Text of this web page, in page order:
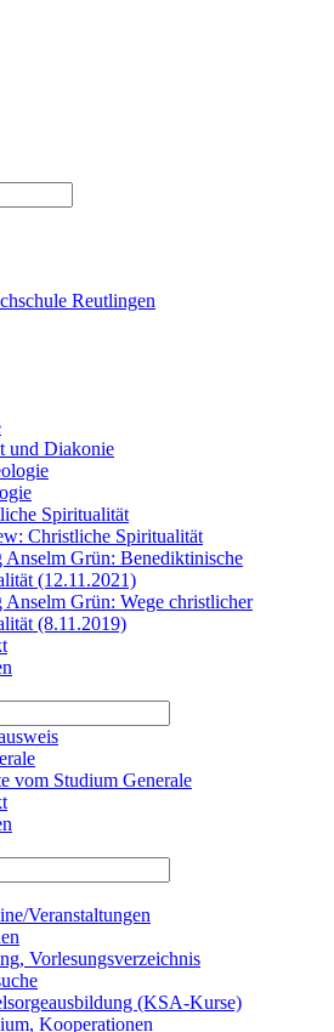
und Diakonie
Spiritualität
Christliche Spiritualität
Anselm Grün: Benediktinische
(12.11.2021)
Anselm Grün: Wege christlicher
(8.11.2019)
vom Studium Generale
Veranstaltungen
Vorlesungsverzeichnis
(KSA-Kurse)
Kooperationen